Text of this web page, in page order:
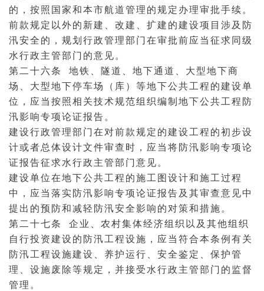
的，按照国家和本市航道管理 的规定办理审批手续。
前款规定以外的新建、改建、扩建的建设项目涉及防
汛安全的，规划行政管理部门在审批前应当征求同级
水行政主管部门的意见。
第二十六条 地铁、隧道、地下通道、大型地下商
场、大型地下停车场（库）等地下公共工程的建设单
位，应当按照相关技术规范组织编制地下公共工程防
汛影响专项论证报告。
建设行政管理部门在对前款规定的建设工程的初步设
计或者总体设计文件审查时，应当将防汛影响专项论
证报告征求水行政主管部门意见。
建设单位在地下公共工程的施工图设计和施工过程
中，应当落实防汛影响专项论证报告及其审查意见中
提出的预防和减轻防汛安全影响的对策和措施。
第二十七条 企业、农村集体经济组织以及其他组织
自行投资建设的防汛工程设施，应当符合本条例有关
防汛工程设施建设、养护运行、安全鉴定、保护管
理、设施废除等规定，并接受水行政主管部门的监督
管理。